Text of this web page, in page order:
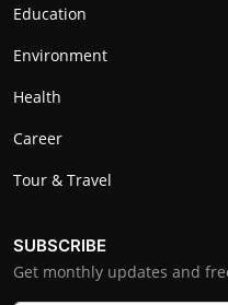
Education
Environment
Health
Career
Tour & Travel
SUBSCRIBE
Get monthly updates and